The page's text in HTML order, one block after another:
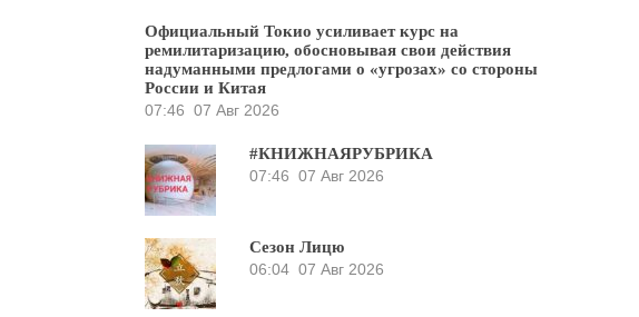
Официальный Токио усиливает курс на
ремилитаризацию, обосновывая свои действия
надуманными предлогами о «угрозах» со стороны
России и Китая
07:46 07 Авг 2026
#КНИЖНАЯРУБРИКА
07:46 07 Авг 2026
Сезон Лицю
06:04 07 Авг 2026